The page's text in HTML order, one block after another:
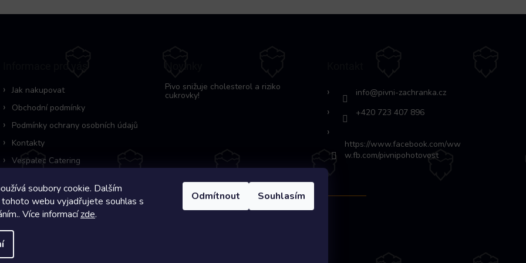
soubory cookie. Dalším
tohoto webu vyjadřujete souhlas s
Více informacízde.
Odmítnout Souhlasím
Jak nakupovat
Obchodní podmínky
Podmínky ochrany osobních údajů
Kontakty
Vespalec Catering
Pivo snižuje cholesterol a riziko
cukrovky! info@pivni-zachranka.cz
+420 723 407 896
https://www.facebook.com/ww
w.fb.com/pivnipohotovost